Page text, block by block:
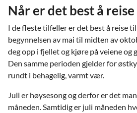
Når er det best å
I de fleste tilfeller er det best å reise
begynnelsen av mai til midten av
deg opp i fjellet og kjøre på veiene og
Den samme perioden gjelder for
rundt i behagelig, varmt vær.
Juli er høysesong og derfor er det
måneden. Samtidig er juli måneden